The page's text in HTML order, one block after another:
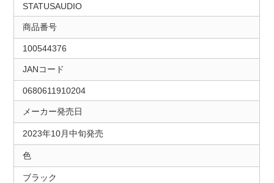
STATUSAUDIO
商品番号
100544376
JANコード
0680611910204
メーカー発売日
2023年10月中旬発売
色
ブラック